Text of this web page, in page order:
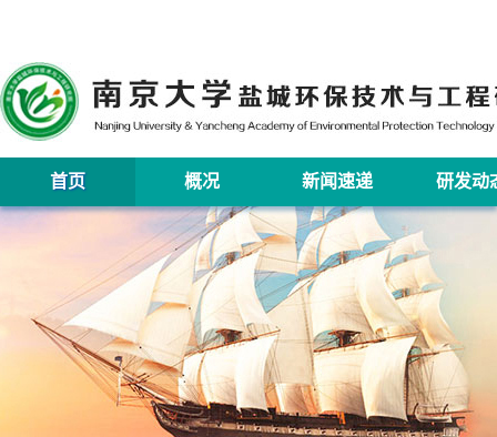
首页 概况 新闻速递 研发动